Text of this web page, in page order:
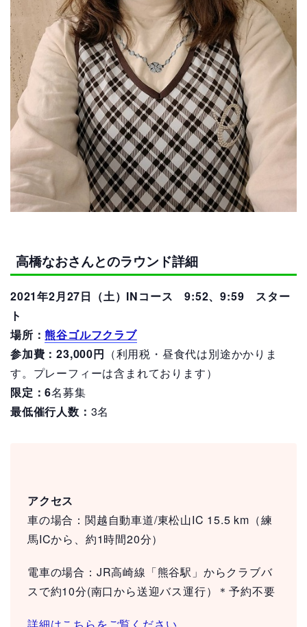
高橋なおさんとのラウンド詳細
2021年2月27日（土）INコース 9:52、9:59 スター
ト
場所：熊谷ゴルフクラブ
参加費：23,000円 （利用税・昼食代は別途かかりま
す。プレーフィーは含まれております）
限定：6名募集
最低催行人数： 3名
アクセス
車の場合：関越自動車道/東松山IC 15.5 km（練
馬ICから、約1時間20分）
電車の場合：JR高崎線「熊谷駅」からクラブバ
スで約10分(南口から送迎バス運行）＊予約不要